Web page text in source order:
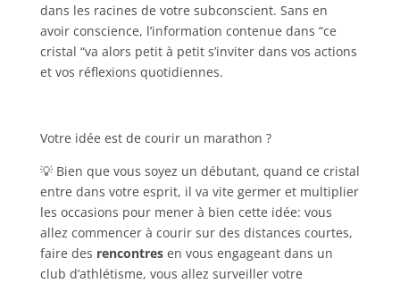
dans les racines de votre subconscient. Sans en
avoir conscience, l’information contenue dans “ce
cristal “va alors petit à petit s’inviter dans vos actions
et vos réflexions quotidiennes.
Votre idée est de courir un marathon ?
💡 Bien que vous soyez un débutant, quand ce cristal
entre dans votre esprit, il va vite germer et multiplier
les occasions pour mener à bien cette idée: vous
allez commencer à courir sur des distances courtes,
faire des rencontresen vous engageant dans un
club d’athlétisme, vous allez surveiller votre